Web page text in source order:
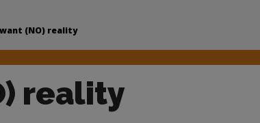
Centrum
(NO) reality
reality